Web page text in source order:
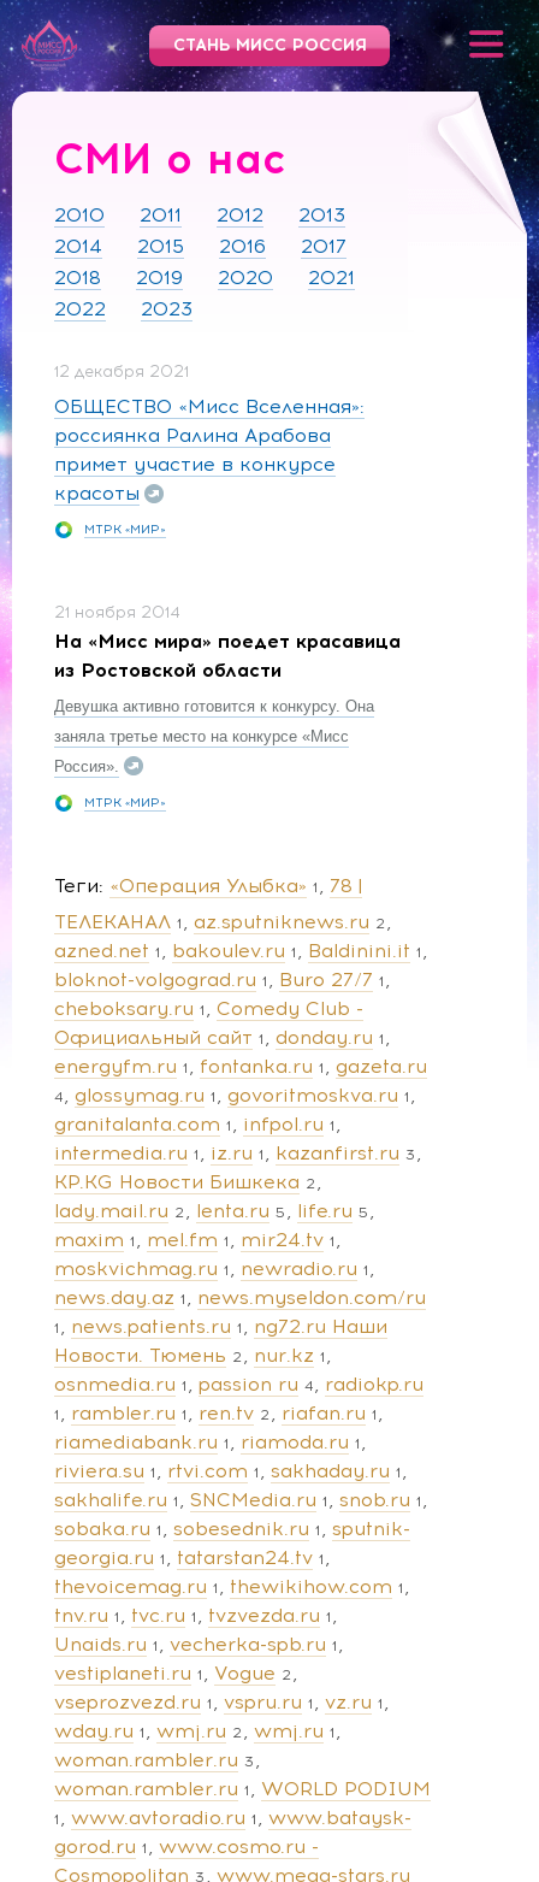
СТАНЬ МИСС РОССИЯ
СМИ о нас
2010 2011 2012
2013
2014
2015 2016
2017
2018
2019 2020
2021
2022
2023
12 декабря 2021
ОБЩЕСТВО «Мисс Вселенная»:
россиянка Ралина Арабова
примет участие в конкурсе
красоты
МТРК «МИР»
21 ноября 2014
На «Мисс мира» поедет красавица
из Ростовской области
Девушка активно готовится к конкурсу. Она
заняла третье место на конкурсе «Мисс
Россия».
МТРК «МИР»
Теги «Операция Улыбка» 1
78 |
ТЕЛЕКАНАЛ 1 az.sputniknews.ru 2
azned.net 1 bakoulev.ru 1 Baldinini.it 1
bloknot-volgograd.ru 1 Buro 27/7 1
cheboksary.ru 1
Comedy Club -
Официальный сайт 1 donday.ru 1
energyfm.ru 1 fontanka.ru 1 gazeta.ru
4 glossymag.ru 1 govoritmoskva.ru 1
granitalanta.com 1 infpol.ru 1
intermedia.ru 1 iz.ru 1 kazanfirst.ru 3
KP.KG Новости Бишкека 2
lady.mail.ru 2 lenta.ru 5 life.ru 5
maxim 1 mel.fm 1 mir24.tv 1
moskvichmag.ru 1 newradio.ru 1
news.day.az 1 news.myseldon.com/ru
1 news.patients.ru 1
ng72.ru Наши
Новости. Тюмень 2 nur.kz 1
osnmedia.ru 1 passion ru 4 radiokp.ru
1 rambler.ru 1 ren.tv 2 riafan.ru 1
riamediabank.ru 1 riamoda.ru 1
riviera.su 1 rtvi.com 1 sakhaday.ru 1
sakhalife.ru 1 SNCMedia.ru 1 snob.ru 1
sobaka.ru 1 sobesednik.ru 1
sputnik-
georgia.ru 1 tatarstan24.tv 1
thevoicemag.ru 1 thewikihow.com 1
tnv.ru 1 tvc.ru 1 tvzvezda.ru 1
Unaids.ru 1 vecherka-spb.ru 1
vestiplaneti.ru 1 Vogue 2
vseprozvezd.ru 1 vspru.ru 1 vz.ru 1
wday.ru 1 wmj.ru 2 wmj.ru 1
woman.rambler.ru 3
woman.rambler.ru 1 WORLD PODIUM
1 www.avtoradio.ru 1
www.bataysk-
gorod.ru 1
www.cosmo.ru -
Cosmopolitan 3
www.mega-stars.ru